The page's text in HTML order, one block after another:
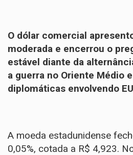
O dólar comercial
moderada e encerrou o
estável diante da
a guerra no Oriente Médio
diplomáticas envolvendo
A moeda estadunidense
0,05%, cotada a R$ 4,923.